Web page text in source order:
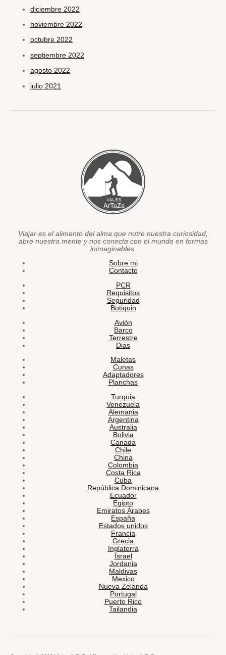
diciembre 2022
noviembre 2022
octubre 2022
septiembre 2022
agosto 2022
julio 2021
Viajar es el alimento del alma que nutre nuestra curiosidad,
abre nuestra mente y nos conecta con el mundo en formas
inimaginables.
Sobre mi
Contacto
PCR
Requisitos
Seguridad
Botiquin
Avión
Barco
Terrestre
Dias
Maletas
Cunas
Adaptadores
Planchas
Turquia
Venezuela
Alemania
Argentina
Australia
Bolivia
Canada
Chile
China
Colombia
Costa Rica
Cuba
República Dominicana
Ecuador
Egipto
Emiratos Árabes
España
Estados unidos
Francia
Grecia
Inglaterra
Israel
Jordania
Maldivas
Mexico
Nueva Zelanda
Portugal
Puerto Rico
Tailandia